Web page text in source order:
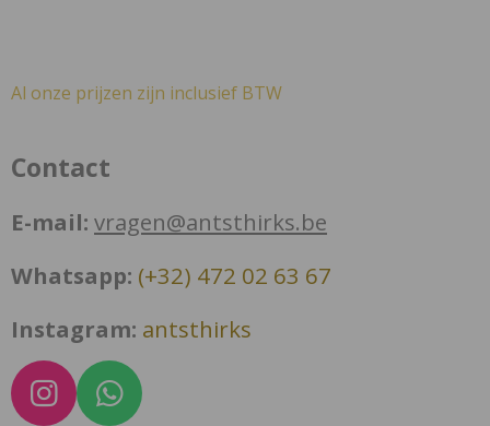
Al onze prijzen zijn inclusief BTW
Contact
E-mail: vragen@antsthirks.be
Whatsapp: (+32) 472 02 63 67
Instagram: antsthirks
I
W